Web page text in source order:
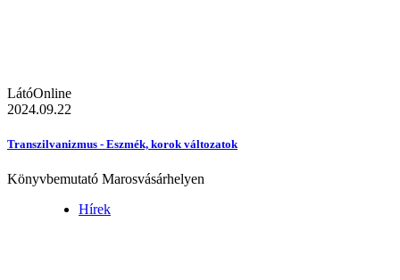
LátóOnline
2024.09.22
Transzilvanizmus - Eszmék, korok változatok
Könyvbemutató Marosvásárhelyen
Hírek